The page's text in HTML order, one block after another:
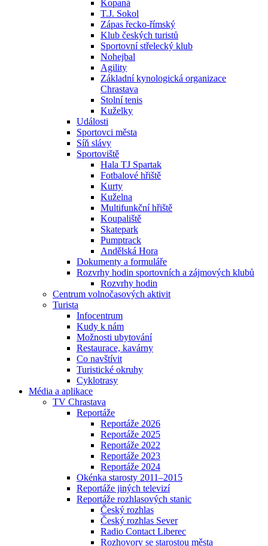
Kopaná
T.J. Sokol
Zápas řecko-římský
Klub českých turistů
Sportovní střelecký klub
Nohejbal
Agility
Základní kynologická organizace
Chrastava
Stolní tenis
Kuželky
Události
Sportovci města
Síň slávy
Sportoviště
Hala TJ Spartak
Fotbalové hřiště
Kurty
Kuželna
Multifunkční hřiště
Koupaliště
Skatepark
Pumptrack
Andělská Hora
Dokumenty a formuláře
Rozvrhy hodin sportovních a zájmových klubů
Rozvrhy hodin
Centrum volnočasových aktivit
Turista
Infocentrum
Kudy k nám
Možnosti ubytování
Restaurace, kavárny
Co navštívit
Turistické okruhy
Cyklotrasy
Média a aplikace
TV Chrastava
Reportáže
Reportáže 2026
Reportáže 2025
Reportáže 2022
Reportáže 2023
Reportáže 2024
Okénka starosty 2011–2015
Reportáže jiných televizí
Reportáže rozhlasových stanic
Český rozhlas
Český rozhlas Sever
Radio Contact Liberec
Rozhovory se starostou města